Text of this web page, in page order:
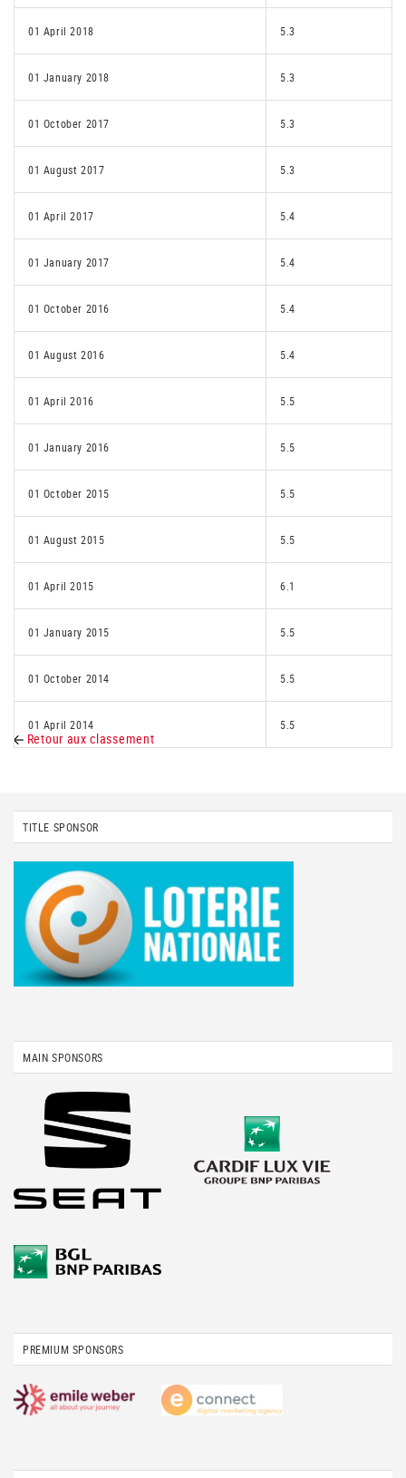
01 April 2018 5.3
01 January 2018 5.3
01 October 2017 5.3
01 August 2017 5.3
01 April 2017 5.4
01 January 2017 5.4
01 October 2016 5.4
01 August 2016 5.4
01 April 2016 5.5
01 January 2016 5.5
01 October 2015 5.5
01 August 2015 5.5
01 April 2015 6.1
01 January 2015 5.5
01 October 2014 5.5
01 April 2014 5.5
Retour aux classement
TITLE SPONSOR
MAIN SPONSORS
PREMIUM SPONSORS